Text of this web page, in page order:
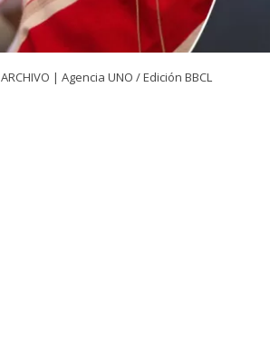
ARCHIVO | Agencia UNO / Edición BBCL